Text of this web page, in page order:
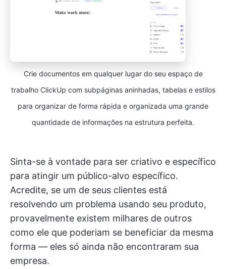
Crie documentos em qualquer lugar do seu espaço de
trabalho ClickUp com subpáginas aninhadas, tabelas e estilos
para organizar de forma rápida e organizada uma grande
quantidade de informações na estrutura perfeita.
Sinta-se à vontade para ser criativo e específico
para atingir um público-alvo específico.
Acredite, se um de seus clientes está
resolvendo um problema usando seu produto,
provavelmente existem milhares de outros
como ele que poderiam se beneficiar da mesma
forma — eles só ainda não encontraram sua
empresa.